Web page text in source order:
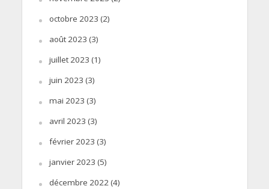
octobre 2023 (2)
août 2023 (3)
juillet 2023 (1)
juin 2023 (3)
mai 2023 (3)
avril 2023 (3)
février 2023 (3)
janvier 2023 (5)
décembre 2022(4)